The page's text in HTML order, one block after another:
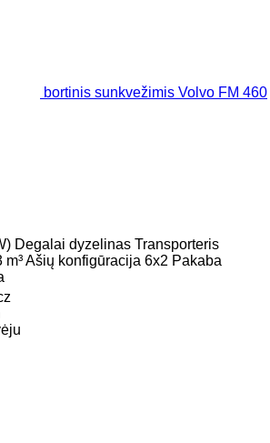
bortinis sunkvežimis Volvo FM 460
Degalai dyzelinas Transporteris
m³Ašių konfigūracija 6x2 Pakaba